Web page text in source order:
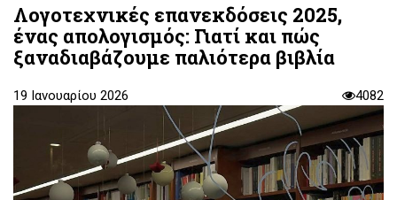
Λογοτεχνικές επανεκδόσεις 2025,
ένας απολογισμός: Γιατί και πώς
ξαναδιαβάζουμε παλιότερα βιβλία
19 Ιανουαρίου 2026 4082